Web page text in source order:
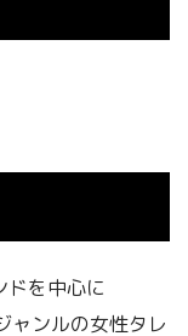
ドを中心に
ャンルの女性タレ